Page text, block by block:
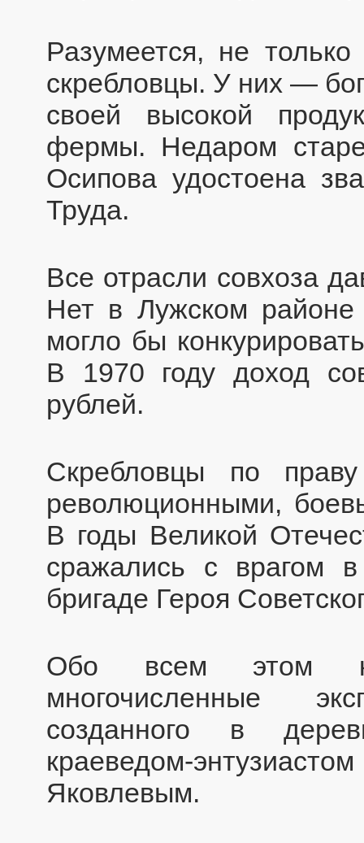
Разумеется, не
скребловцы. У них —
своей высокой
фермы. Недаром
Осипова удостоена
Труда.
Все отрасли совхоза
Нет в Лужском районе
могло бы
В 1970 году доход
рублей.
Скребловцы по
революционными,
В годы Великой
сражались с врагом в
бригаде Героя
Обо всем этом
многочисленные
созданного в
краеведом-
Яковлевым.